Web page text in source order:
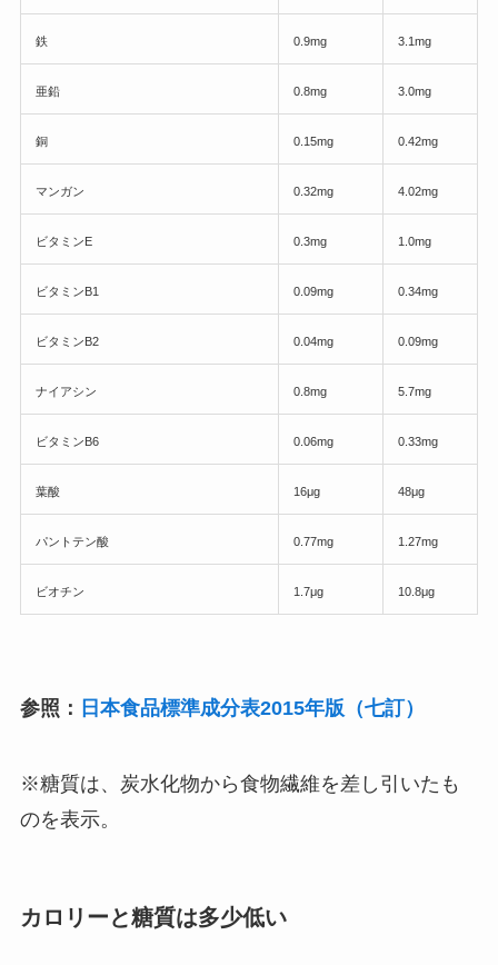
鉄 0.9mg 3.1mg
亜鉛 0.8mg 3.0mg
銅 0.15mg 0.42mg
マンガン 0.32mg 4.02mg
ビタミンE 0.3mg 1.0mg
ビタミンB1 0.09mg 0.34mg
ビタミンB2 0.04mg 0.09mg
ナイアシン 0.8mg 5.7mg
ビタミンB6 0.06mg 0.33mg
葉酸 16μg 48μg
パントテン酸 0.77mg 1.27mg
ビオチン 1.7μg 10.8μg
参照： 日本食品標準成分表2015年版（七訂）
※糖質は、炭水化物から食物繊維を差し引いたも
のを表示。
カロリーと糖質は多少低い